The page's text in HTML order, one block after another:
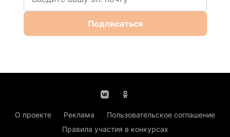
Подписаться
О проекте Реклама
Пользовательское соглашение
Правила участия в конкурсах